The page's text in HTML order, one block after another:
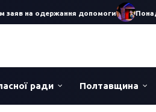
одержання допомоги Понад 700
ради Полтавщина